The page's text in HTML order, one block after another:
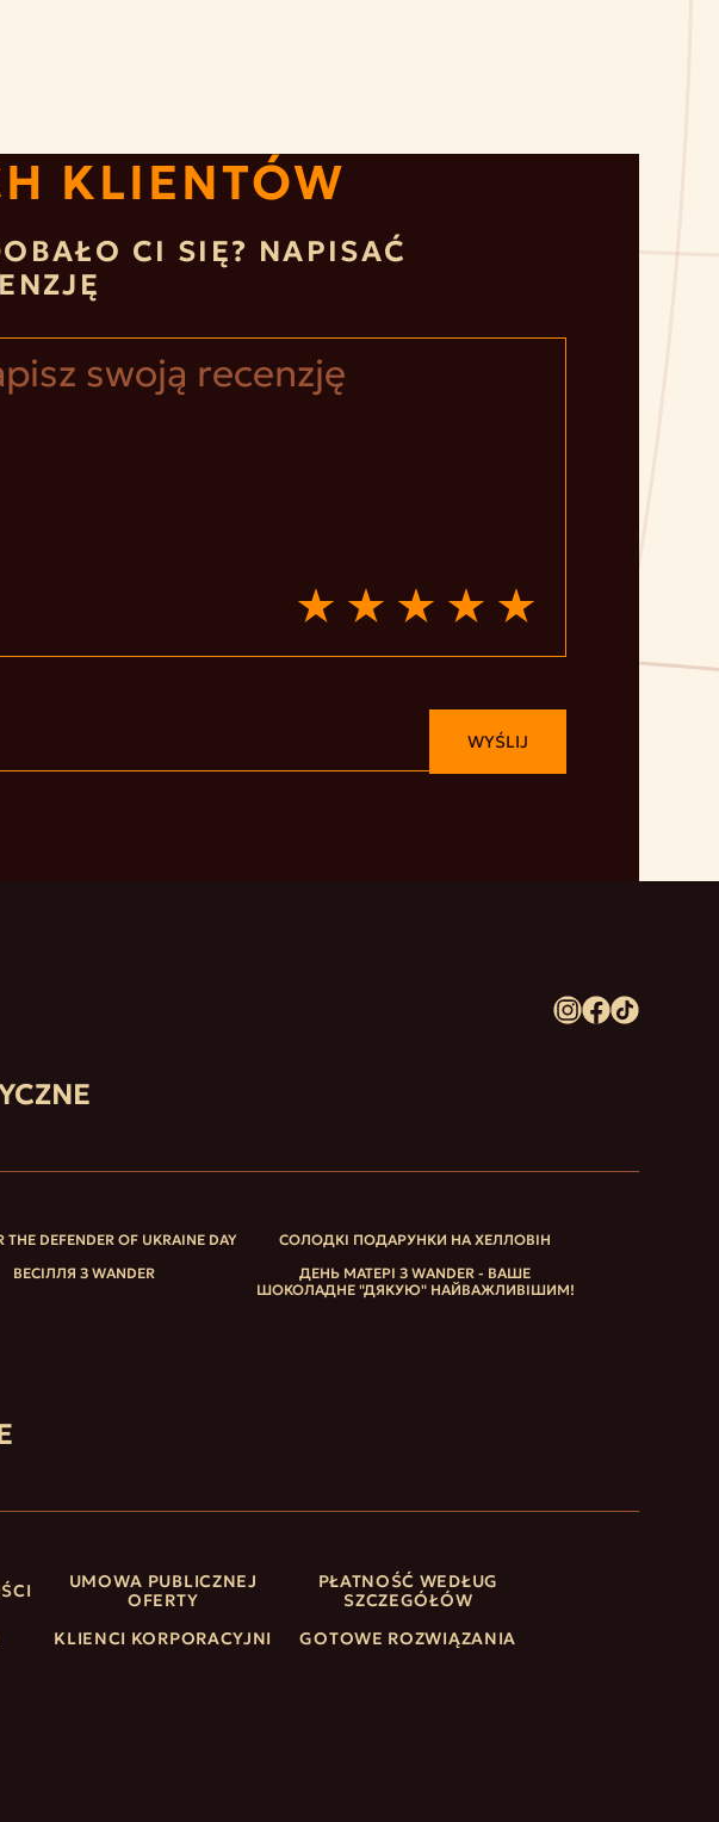
KLIENTÓW
CI SIĘ? NAPISAĆ
WYŚLIJ
THE DEFENDER OF UKRAINE DAY
СОЛОДКІ ПОДАРУНКИ НА ХЕЛЛОВІН
ВЕСІЛЛЯ З WANDER
ДЕНЬ МАТЕРІ З WANDER - ВАШЕ
ШОКОЛАДНЕ "ДЯКУЮ" НАЙВАЖЛИВІШИМ!
UMOWA PUBLICZNEJ
OFERTY
PŁATNOŚĆ WEDŁUG
SZCZEGÓŁÓW
KLIENCI KORPORACYJNI
GOTOWE ROZWIĄZANIA